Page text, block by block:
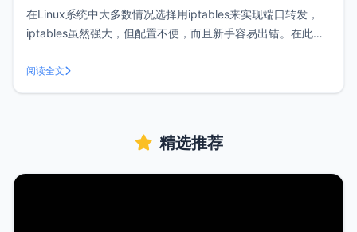
在Linux系统中大多数情况选择用iptables来实现端口转发，
iptables虽然强大，但配置不便，而且新手容易出错。在此分
置也很简单。安装rinetd这篇文章以CentOS 7为例，复制下面
的命令输入，一行一个：#安装依赖
阅读全文
精选推荐